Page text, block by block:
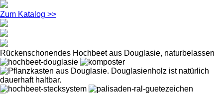
Zum Katalog >>
Rückenschonendes Hochbeet aus Douglasie, naturbelassen